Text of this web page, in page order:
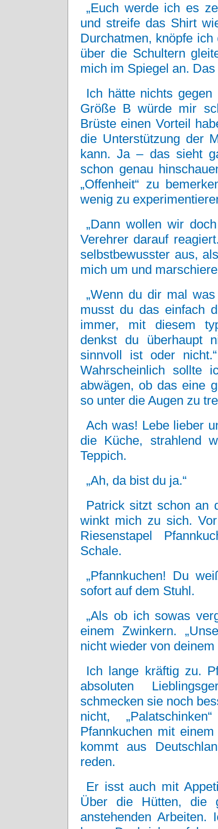
„Euch werde ich es
und streife das Shirt
Durchatmen, knöpfe
über die Schultern
mich im Spiegel an.
Ich hätte nichts
Größe B würde mir
Brüste einen Vorteil
die Unterstützung der
kann. Ja – das sieht
schon genau
„Offenheit“ zu
wenig zu
„Dann wollen wir
Verehrer darauf
selbstbewusster aus,
mich um und
„Wenn du dir mal
musst du das einfach
immer, mit diesem
denkst du überhaupt
sinnvoll ist oder
Wahrscheinlich sollte
abwägen, ob das eine
so unter die Augen zu
Ach was! Lebe lieber
die Küche, strahlend
Teppich.
„Ah, da bist du ja.“
Patrick sitzt schon an
winkt mich zu sich.
Riesenstapel
Schale.
„Pfannkuchen! Du
sofort auf dem Stuhl.
„Als ob ich sowas
einem Zwinkern.
nicht wieder von
Ich lange kräftig zu.
absoluten
schmecken sie noch
nicht,
Pfannkuchen mit
kommt aus
reden.
Er isst auch mit
Über die Hütten, die
anstehenden